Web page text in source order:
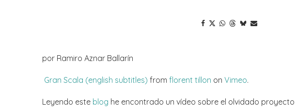
por Ramiro Aznar Ballarín
Gran Scala (english subtitles) from florent tillon on Vimeo.
Leyendo este blog he encontrado un vídeo sobre el olvidado proyecto